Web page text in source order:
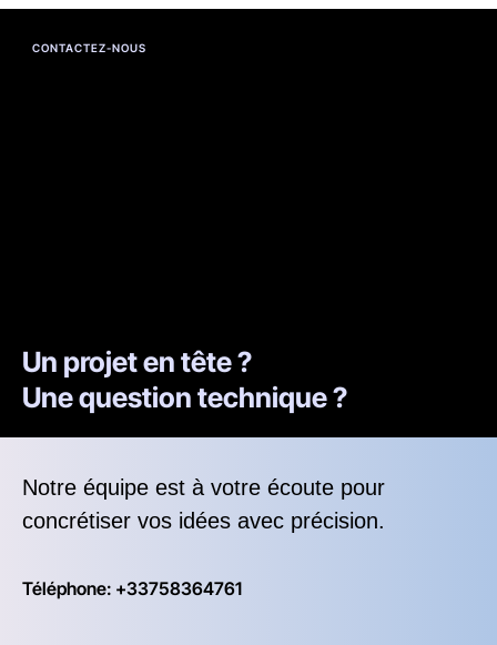
CONTACTEZ-NOUS
Un projet en tête ?
Une question technique ?
Notre équipe est à votre écoute pour
concrétiser vos idées avec précision.
Téléphone: +33758364761